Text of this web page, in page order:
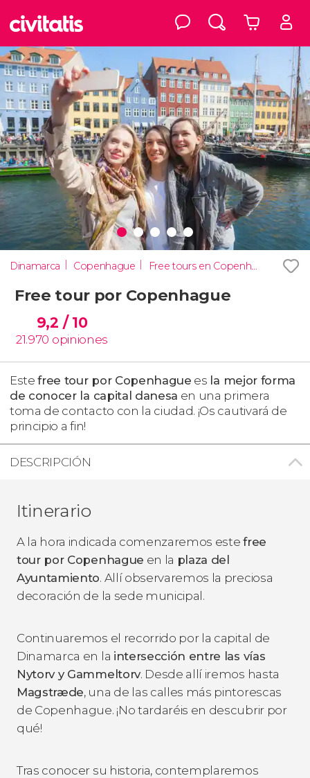
Dinamarca Copenhague Free tours en Copenhague
Free tour por Copenhague
9,2 / 10
21.970 opiniones
Estefree tour por Copenhague es la mejor forma
de conocer la capital danesa en una primera
toma de contacto con la ciudad. ¡Os cautivará de
principio a fin!
DESCRIPCIÓN
Itinerario
A la hora indicada comenzaremos estefree
tour por Copenhague en la plaza del
Ayuntamiento. Allí observaremos la preciosa
decoración de la sede municipal.
Continuaremos el recorrido por la capital de
Dinamarca en la intersección entre las vías
Nytorv y Gammeltorv. Desde allí iremos hasta
Magstræde, una de las calles más pintorescas
de Copenhague. ¡No tardaréis en descubrir por
qué!
Tras conocer su historia, contemplaremos